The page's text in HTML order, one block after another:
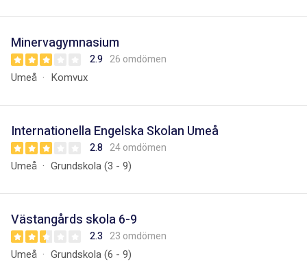
Minervagymnasium
2.9 26 omdömen
Umeå Komvux
Internationella Engelska Skolan Umeå
2.8 24 omdömen
Umeå Grundskola (3 - 9)
Västangårds skola 6-9
2.3 23 omdömen
Umeå Grundskola (6 - 9)